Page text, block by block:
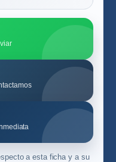
a esta ficha y a su